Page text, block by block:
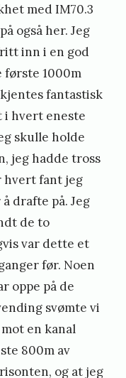
med IM70.3
også her. Jeg
inn i en god
første 1000m
fantastisk
i hvert eneste
skulle holde
jeg hadde tross
hvert fant jeg
drafte på. Jeg
de to
var dette et
før. Noen
oppe på de
svømte vi
en kanal
800m av
og at jeg